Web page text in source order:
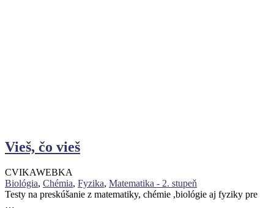
Vieš, čo vieš
CVIKAWEBKA
Biológia, Chémia, Fyzika, Matematika - 2. stupeň
Testy na preskúšanie z matematiky, chémie ,biológie aj fyziky pre
…